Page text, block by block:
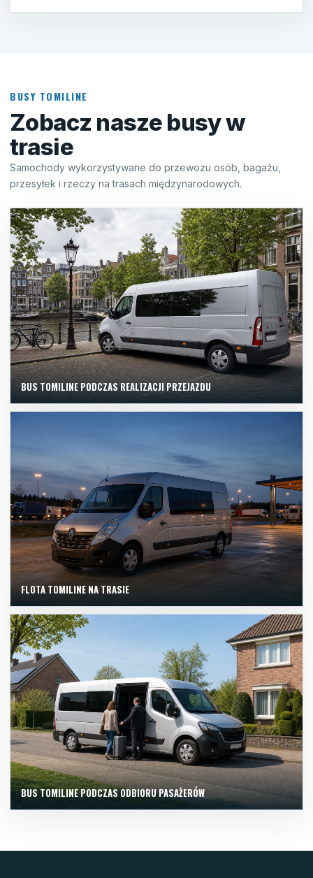
BUSY TOMILINE
Zobacz nasze busy w
trasie
Samochody wykorzystywane do przewozu osób, bagażu,
przesyłek i rzeczy na trasach międzynarodowych.
BUS TOMILINE PODCZAS REALIZACJI PRZEJAZDU
FLOTA TOMILINE NA TRASIE
BUS TOMILINE PODCZAS ODBIORU PASAŻERÓW